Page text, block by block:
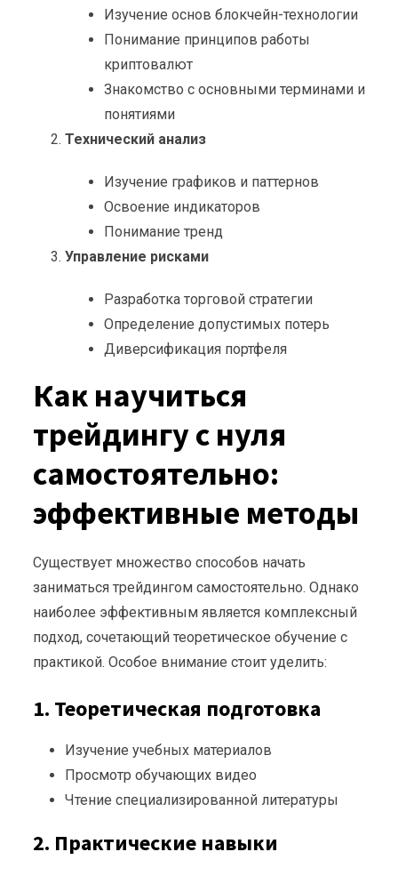
Изучение основ блокчейн-технологии
Понимание принципов работы
криптовалют
Знакомство с основными терминами и
понятиями
Технический анализ
Изучение графиков и паттернов
Освоение индикаторов
Понимание тренд
Управление рисками
Разработка торговой стратегии
Определение допустимых потерь
Диверсификация портфеля
Как научиться
трейдингу с нуля
самостоятельно:
эффективные методы
Существует множество способов начать
заниматься трейдингом самостоятельно. Однако
наиболее эффективным является комплексный
подход, сочетающий теоретическое обучение с
практикой. Особое внимание стоит уделить:
1. Теоретическая подготовка
Изучение учебных материалов
Просмотр обучающих видео
Чтение специализированной литературы
2. Практические навыки